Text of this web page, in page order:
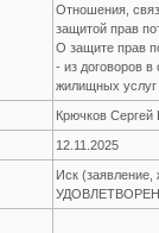
Отношения,
защитой прав
О защите прав
- из договоров
жилищных услуг
Крючков Сергей
12.11.2025
Иск (заявление,